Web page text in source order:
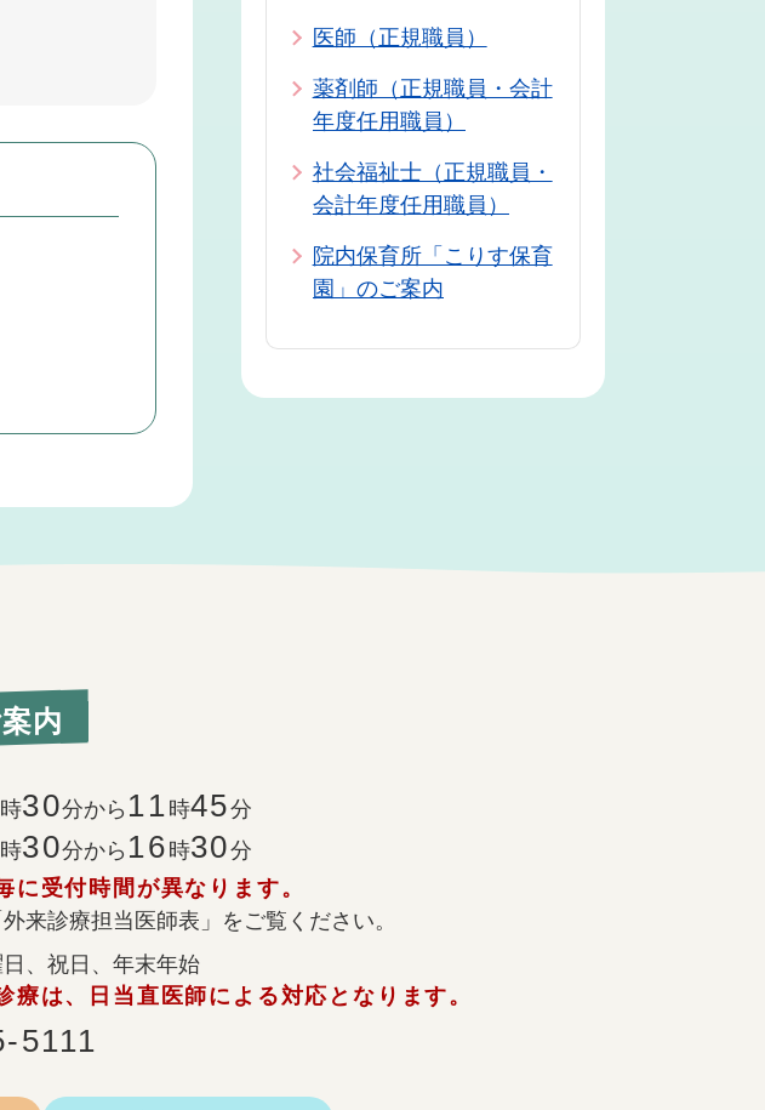
医師（正規職員）
薬剤師（正規職員・会計
年度任用職員）
社会福祉士（正規職員・
会計年度任用職員）
院内保育所「こりす保育
園」のご案内
内
時30分から 11 時45分
時30分から 16 時30分
に受付時間が異なります。
来診療担当医師表」をご覧ください。
、祝日、年末年始
療は、日当直医師による対応となります。
5111